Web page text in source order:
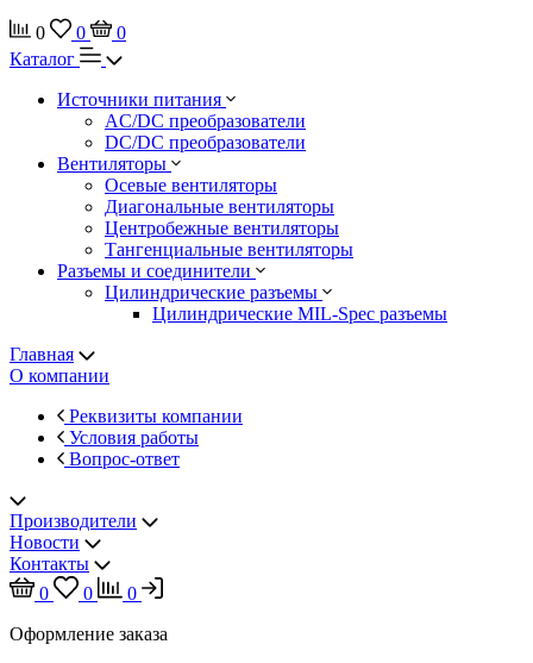
0 0
0
Каталог
Источники питания
AC/DC преобразователи
DC/DC преобразователи
Вентиляторы
Осевые вентиляторы
Диагональные вентиляторы
Центробежные вентиляторы
Тангенциальные вентиляторы
Разъемы и соединители
Цилиндрические разъемы
Цилиндрические MIL-Spec разъемы
Главная
О компании
Реквизиты компании
Условия работы
Вопрос-ответ
Производители
Новости
Контакты
0
0
0
Оформление заказа